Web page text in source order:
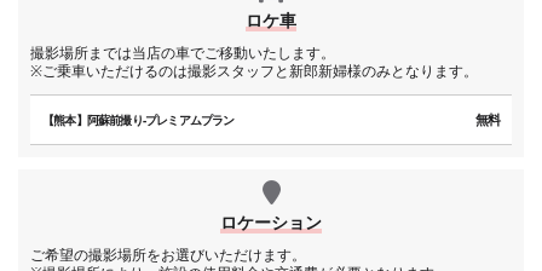
ロケ車
撮影場所までは当店の車でご移動いたします。
※ご乗車いただけるのは撮影スタッフと新郎新婦様のみとなります。
【熊本】阿蘇前撮り-プレミアムプラン 無料
ロケーション
ご希望の撮影場所をお選びいただけます。